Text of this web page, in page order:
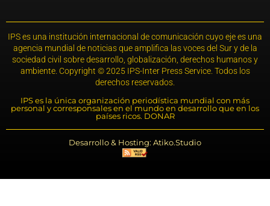
IPS es una institución internacional de comunicación cuyo eje es una
agencia mundial de noticias que amplifica las voces del Sur y de la
sociedad civil sobre desarrollo, globalización, derechos humanos y
ambiente. Copyright © 2025 IPS-Inter Press Service. Todos los
derechos reservados.
IPS es la única organización periodística mundial con más
personal y corresponsales en el mundo en desarrollo que en los
países ricos. DONAR
Desarrollo & Hosting: Atiko.Studio